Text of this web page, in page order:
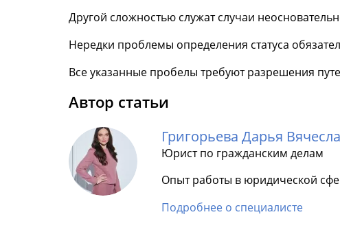
Другой сложностью служат случаи
Нередки проблемы определения статуса
Все указанные пробелы требуют разрешения
Автор статьи
Григорьева Дарья
Юрист по гражданским делам
Опыт работы в юридической
Подробнее о специалисте